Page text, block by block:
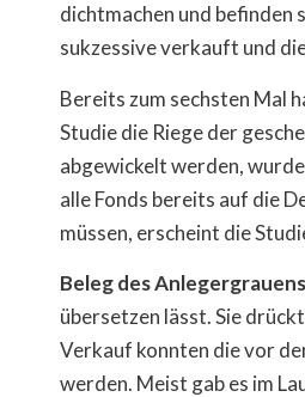
dichtmachen und befinden
sukzessive verkauft und
Bereits zum sechsten Mal
Studie die Riege der
abgewickelt werden,
alle Fonds bereits auf die
müssen, erscheint die
Beleg des
übersetzen lässt. Sie
Verkauf konnten die vor
werden. Meist gab es im